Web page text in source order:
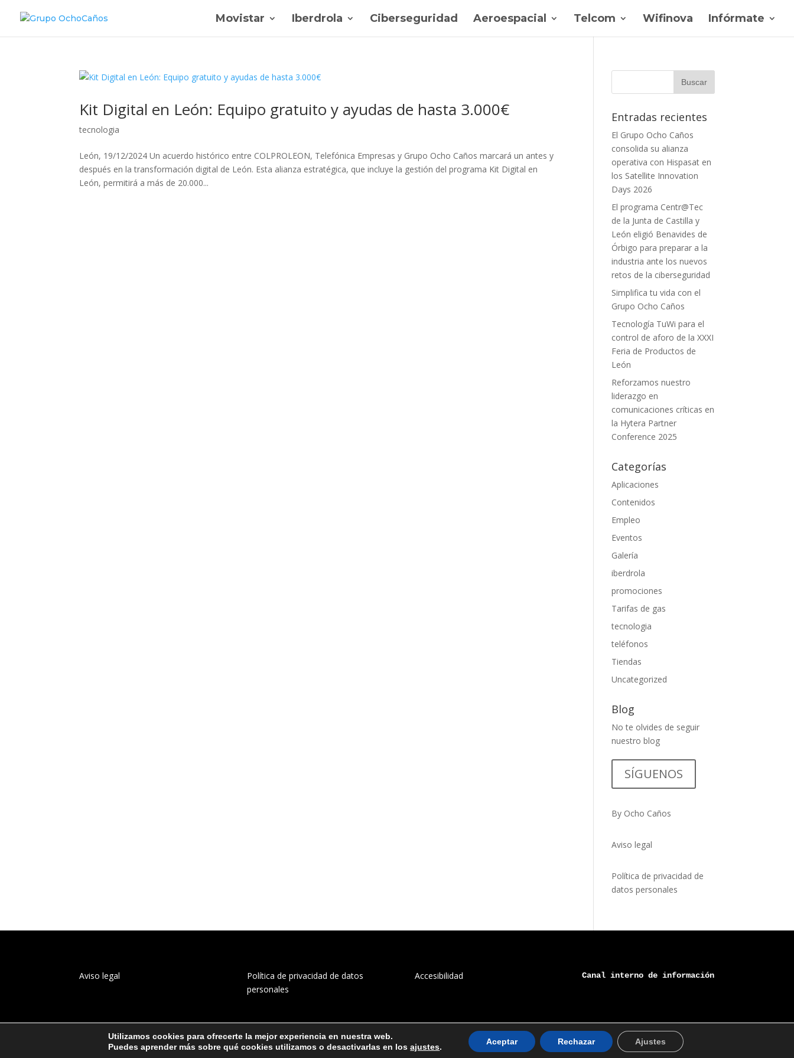
Movistar Iberdrola Ciberseguridad Aeroespacial Telcom Wifinova Infórmate
Kit Digital en León: Equipo gratuito y ayudas de hasta 3.000€
tecnologia
León, 19/12/2024 Un acuerdo histórico entre COLPROLEON, Telefónica Empresas y Grupo Ocho Caños marcará un antes y
después en la transformación digital de León. Esta alianza estratégica, que incluye la gestión del programa Kit Digital en
León, permitirá a más de 20.000...
Entradas recientes
El Grupo Ocho Caños
consolida su alianza
operativa con Hispasat en
los Satellite Innovation
Days 2026
El programa Centr@Tec
de la Junta de Castilla y
León eligió Benavides de
Órbigo para preparar a la
industria ante los nuevos
retos de la ciberseguridad
Simplifica tu vida con el
Grupo Ocho Caños
Tecnología TuWi para el
control de aforo de la XXXI
Feria de Productos de
León
Reforzamos nuestro
liderazgo en
comunicaciones críticas en
la Hytera Partner
Conference 2025
Categorías
Aplicaciones
Contenidos
Empleo
Eventos
Galería
iberdrola
promociones
Tarifas de gas
tecnologia
teléfonos
Tiendas
Uncategorized
Blog
No te olvides de seguir
nuestro blog
SÍGUENOS
By Ocho Caños
Aviso legal
Política de privacidad de
datos personales
Aviso legal
Política de privacidad de datos
personales
Accesibilidad Canal interno de información
Utilizamos cookies para ofrecerte la mejor experiencia en nuestra web.
Puedes aprender más sobre qué cookies utilizamos o desactivarlas en losajustes.
Aceptar Rechazar Ajustes